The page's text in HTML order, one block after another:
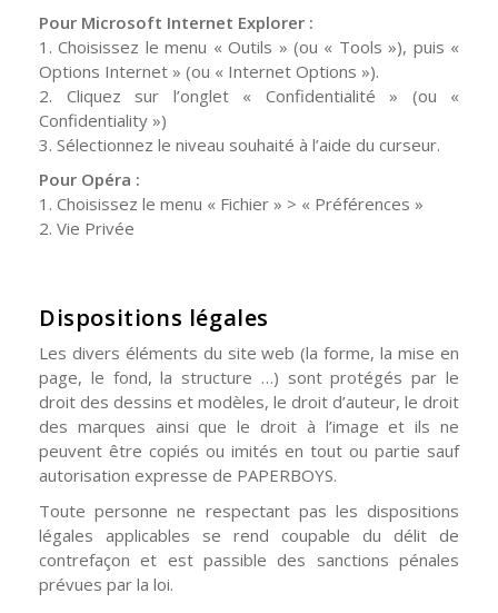
Pour Microsoft Internet Explorer :
1. Choisissez le menu « Outils » (ou « Tools »), puis «
Options Internet » (ou « Internet Options »).
2. Cliquez sur l’onglet « Confidentialité » (ou «
Confidentiality »)
3. Sélectionnez le niveau souhaité à l’aide du curseur.
Pour Opéra :
1. Choisissez le menu « Fichier » > « Préférences »
2. Vie Privée
Dispositions légales
Les divers éléments du site web (la forme, la mise en
page, le fond, la structure …) sont protégés par le
droit des dessins et modèles, le droit d’auteur, le droit
des marques ainsi que le droit à l’image et ils ne
peuvent être copiés ou imités en tout ou partie sauf
autorisation expresse de PAPERBOYS.
Toute personne ne respectant pas les dispositions
légales applicables se rend coupable du délit de
contrefaçon et est passible des sanctions pénales
prévues par la loi.